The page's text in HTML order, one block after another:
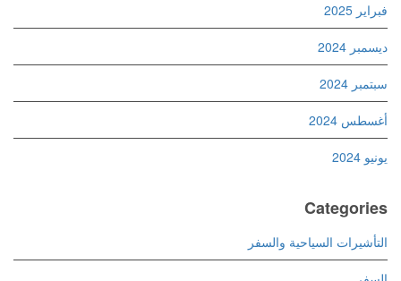
فبراير 2025
ديسمبر 2024
سبتمبر 2024
أغسطس 2024
يونيو 2024
Categories
التأشيرات السياحية والسفر